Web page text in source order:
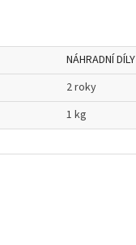
NÁHRADNÍ DÍLY
2 roky
1 kg